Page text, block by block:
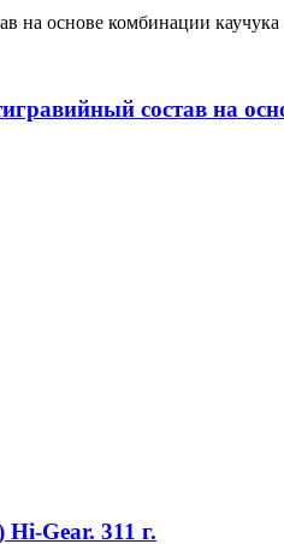
состав на
Gear. 311 г.